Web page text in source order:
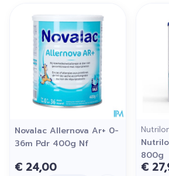
Novalac Allernova Ar+ 0-
36m Pdr 400g Nf
€ 24,00
800g
€